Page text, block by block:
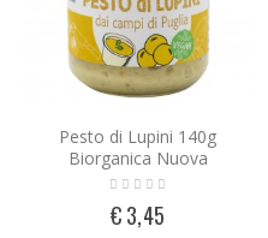
Pesto di Lupini 140g
Biorganica Nuova
€ 3,45